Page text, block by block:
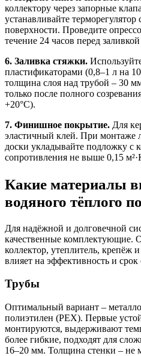
коллектору через запорные
устанавливайте
поверхности. Проведите
течение 24 часов перед
6. Заливка стяжки.
пластификаторами (0,8–1 л на
толщина слоя над трубой – 30
только после полного
+20°C).
7. Финишное покрытие. Для
эластичный клей. При монтаже
доски укладывайте подложку с
сопротивления не выше 0,15
Какие материалы
водяного тёплого
Для надёжной и долговечной
качественные комплектующие.
коллектор, утеплитель, крепёж
влияет на эффективность и
Трубы
Оптимальный вариант –
полиэтилен (PEX). Первые
монтируются, выдерживают
более гибкие, подходят для
16–20 мм. Толщина стенки – не